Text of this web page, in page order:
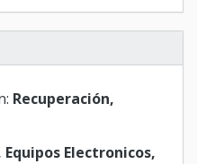
Recuperación,
Equipos Electronicos,